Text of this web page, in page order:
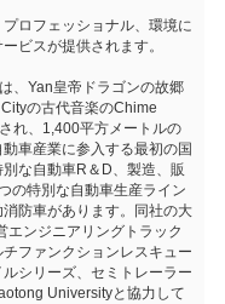
ロフェッショナル、環境に
ビスが提供されます。
、Yan皇帝ドラゴンの故郷
の古代音楽のChime
れ、1,400平方メートルの
車産業に参入する最初の国
な自動車R＆D、製造、販
の特別な自動車生産ライン
防車があります。同社の大
ンジニアリングトラック
ファンクションレスキュー
シリーズ、セミトレーラー
Universityと協力して